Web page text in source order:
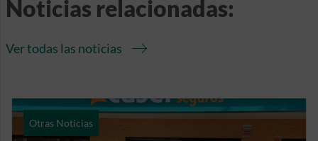
Noticias relacionadas:
Ver todas las noticias
Otras Noticias